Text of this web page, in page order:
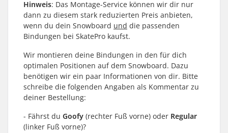
Hinweis: Das Montage-Service können wir dir nur
dann zu diesem stark reduzierten Preis anbieten,
wenn du dein Snowboard und die passenden
Bindungen bei SkatePro kaufst.
Wir montieren deine Bindungen in den für dich
optimalen Positionen auf dem Snowboard. Dazu
benötigen wir ein paar Informationen von dir. Bitte
schreibe die folgenden Angaben als Kommentar zu
deiner Bestellung:
- Fährst du Goofy (rechter Fuß vorne) oder Regular
(linker Fuß vorne)?